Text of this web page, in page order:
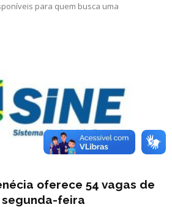
para quem busca uma
oferece 54 vagas de
feira